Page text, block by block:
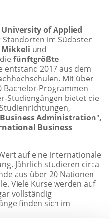
of Applied
Standorten im Südosten
Mikkeli und
fünftgrößte
entstand 2017 aus dem
Mit über
Bachelor-Programmen
Studiengängen bietet die
Business Administration",
Business
auf eine internationale
Jährlich studieren circa
aus über 20 Nationen
Viele Kurse werden auf
vollständig
finden sich im